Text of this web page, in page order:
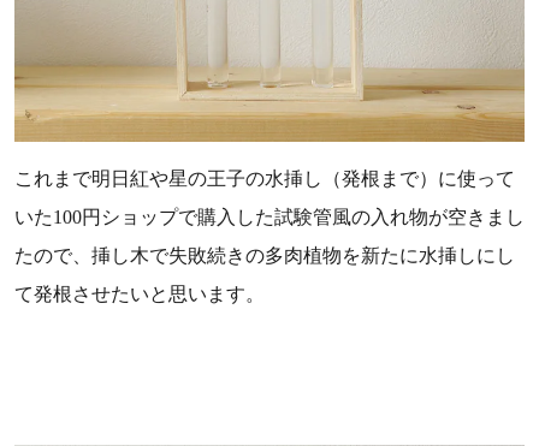
これまで明日紅や星の王子の水挿し（発根まで）に使って
いた100円ショップで購入した試験管風の入れ物が空きまし
たので、挿し木で失敗続きの多肉植物を新たに水挿しにし
て発根させたいと思います。